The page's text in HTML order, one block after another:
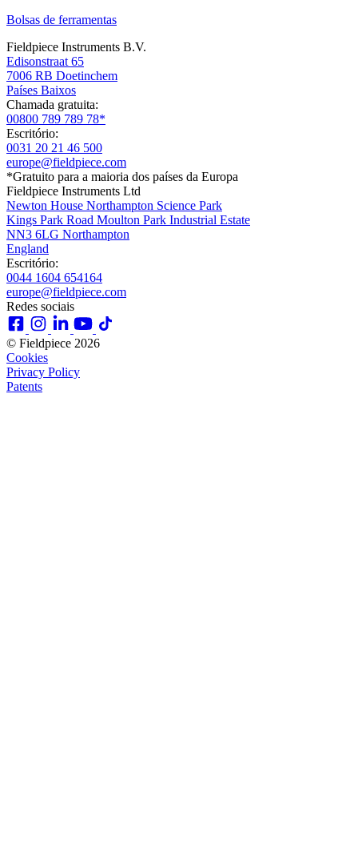
Bolsas de ferramentas
Fieldpiece Instruments B.V.
Edisonstraat 65
7006 RB Doetinchem
Países Baixos
Chamada gratuita:
00800 789 789 78*
Escritório:
0031 20 21 46 500
europe@fieldpiece.com
*Gratuito para a maioria dos países da Europa
Fieldpiece Instruments Ltd
Newton House Northampton Science Park
Kings Park Road Moulton Park Industrial Estate
NN3 6LG Northampton
England
Escritório:
0044 1604 654164
europe@fieldpiece.com
Redes sociais
© Fieldpiece 2026
Cookies
Privacy Policy
Patents